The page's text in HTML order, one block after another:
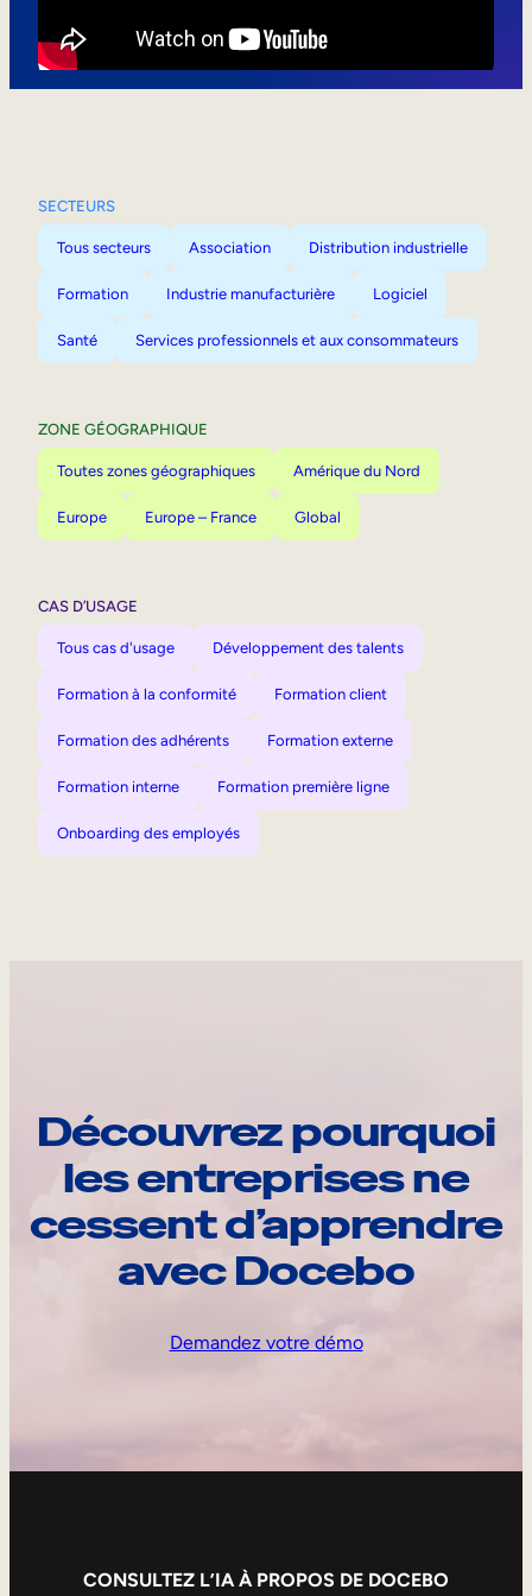
SECTEURS
Tous secteurs Association Distribution industrielle
Formation Industrie manufacturière Logiciel
Santé Services professionnels et aux consommateurs
ZONE GÉOGRAPHIQUE
Toutes zones géographiques Amérique du Nord
Europe Europe – France Global
CAS D’USAGE
Tous cas d'usage Développement des talents
Formation à la conformité Formation client
Formation des adhérents Formation externe
Formation interne Formation première ligne
Onboarding des employés
Découvrez pourquoi
les entreprises ne
cessent d’apprendre
avec Docebo
Demandez votre démo
CONSULTEZ L’IA À PROPOS DE DOCEBO